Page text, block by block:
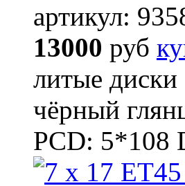
артикул:
13000 руб
литые диски
чёрный
PCD: 5*108